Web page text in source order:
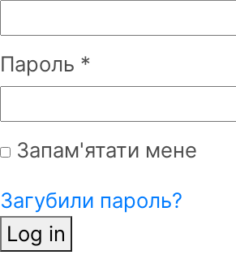
Пароль *
Запам'ятати мене
Загубили пароль?
Log in